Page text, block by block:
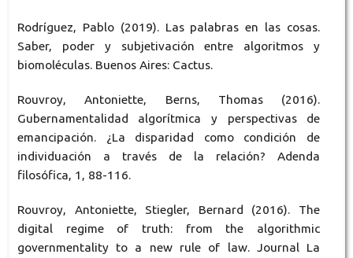
Rodríguez, Pablo (2019). Las palabras en las cosas.
Saber, poder y subjetivación entre algoritmos y
biomoléculas. Buenos Aires: Cactus.
Rouvroy, Antoniette, Berns, Thomas (2016).
Gubernamentalidad algorítmica y perspectivas de
emancipación. ¿La disparidad como condición de
individuación a través de la relación? Adenda
filosófica, 1, 88-116.
Rouvroy, Antoniette, Stiegler, Bernard (2016). The
digital regime of truth: from the algorithmic
governmentality to a new rule of law. Journal La